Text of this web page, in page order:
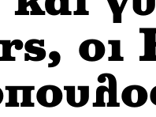
οι